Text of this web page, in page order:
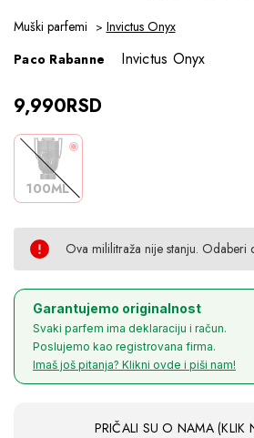
Muški parfemi
Invictus Onyx
Paco Rabanne
Invictus Onyx
9,990RSD
100ML
Current
Stock:
Ova mililitraža nije stanju. Odaberi
Garantujemo originalnost
Svaki parfem ima deklaraciju i račun.
Poslujemo kao registrovana firma.
Imaš još pitanja? Klikni ovde i piši nam!
PRIČALI SU O NAMA (KLIK